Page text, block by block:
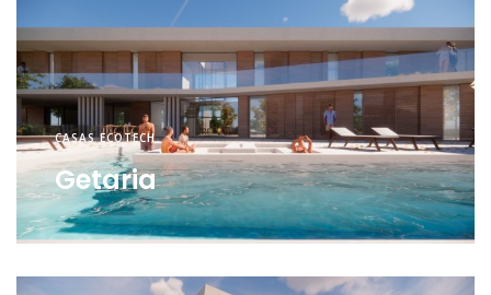
CASAS ECOTECH
Getaria